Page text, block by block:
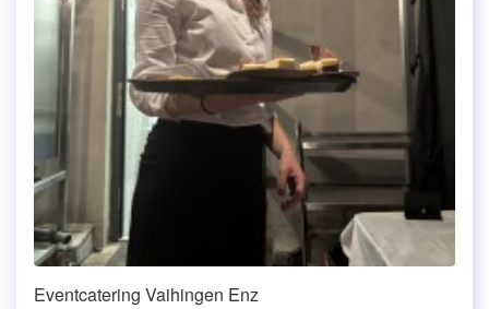
Eventcatering Vaihingen Enz